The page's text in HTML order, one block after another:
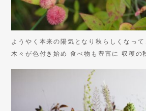
ようやく本来の陽気となり秋らしくなって
木々が色付き始め 食べ物も豊富に 収穫の